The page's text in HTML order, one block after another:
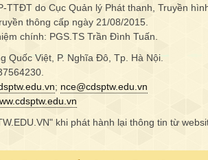
TTĐT do Cục Quản lý Phát thanh, Truyền
thông cấp ngày 21/08/2015.
chính: PGS.TS Trần Đình Tuấn.
Quốc Việt, P. Nghĩa Đô, Tp. Hà Nội.
; nce@cdsptw.edu.vn
khi phát hành lại thông tin từ